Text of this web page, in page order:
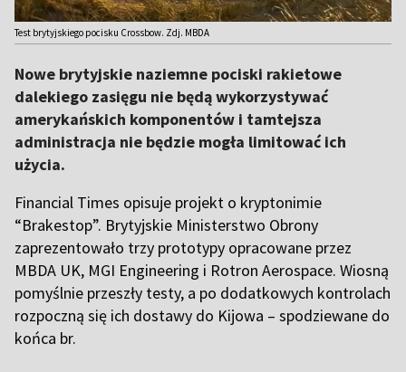
Test brytyjskiego pocisku Crossbow. Zdj. MBDA
Nowe brytyjskie naziemne pociski rakietowe
dalekiego zasięgu nie będą wykorzystywać
amerykańskich komponentów i tamtejsza
administracja nie będzie mogła limitować ich
użycia.
Financial Times opisuje projekt o kryptonimie
“Brakestop”. Brytyjskie Ministerstwo Obrony
zaprezentowało trzy prototypy opracowane przez
MBDA UK, MGI Engineering i Rotron Aerospace. Wiosną
pomyślnie przeszły testy, a po dodatkowych kontrolach
rozpoczną się ich dostawy do Kijowa – spodziewane do
końca br.